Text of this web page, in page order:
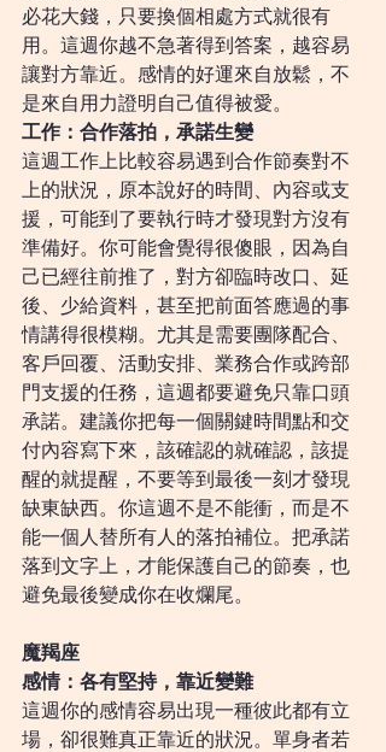
必花大錢，只要換個相處方式就很有
用。這週你越不急著得到答案，越容易
讓對方靠近。感情的好運來自放鬆，不
是來自用力證明自己值得被愛。
工作：合作落拍，承諾生變
這週工作上比較容易遇到合作節奏對不
上的狀況，原本說好的時間、內容或支
援，可能到了要執行時才發現對方沒有
準備好。你可能會覺得很傻眼，因為自
己已經往前推了，對方卻臨時改口、延
後、少給資料，甚至把前面答應過的事
情講得很模糊。尤其是需要團隊配合、
客戶回覆、活動安排、業務合作或跨部
門支援的任務，這週都要避免只靠口頭
承諾。建議你把每一個關鍵時間點和交
付內容寫下來，該確認的就確認，該提
醒的就提醒，不要等到最後一刻才發現
缺東缺西。你這週不是不能衝，而是不
能一個人替所有人的落拍補位。把承諾
落到文字上，才能保護自己的節奏，也
避免最後變成你在收爛尾。
魔羯座
感情：各有堅持，靠近變難
這週你的感情容易出現一種彼此都有立
場，卻很難真正靠近的狀況。單身者若